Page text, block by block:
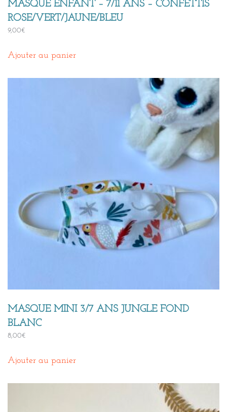
MASQUE ENFANT – 7/11 ANS – CONFETTIS
ROSE/VERT/JAUNE/BLEU
9,00€
Ajouter au panier
MASQUE MINI 3/7 ANS JUNGLE FOND
BLANC
8,00€
Ajouter au panier